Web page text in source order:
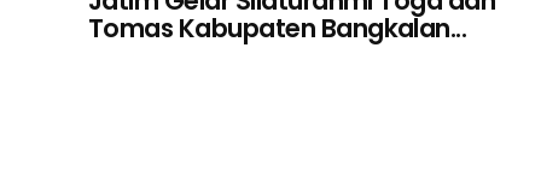
Tomas Kabupaten Bangkalan...